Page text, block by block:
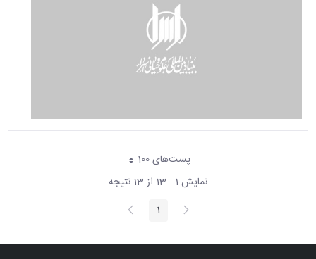
پست‌‌های 100هر صفحه
نمایش 1 - 13 از 13 نتیجه
پیغام
قبلی صفحه1 صفحه
بعد